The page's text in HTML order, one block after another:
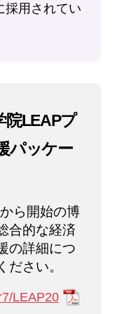
採用されてい
院LEAPプ
パッケー
ら開始の博
合的な経済
の詳細につ
ださい。
LEAP20